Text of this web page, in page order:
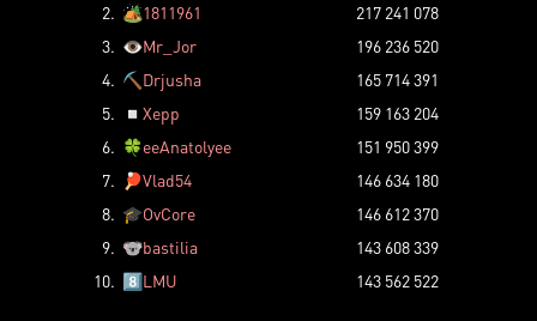
2. 🏕️1811961
217 241 078
3. 👁️Mr_Jor
196 236 520
4. ⛏️ Drjusha
165 714 391
5.
◽ Xepp
159 163 204
6. 🍀eeAnatolyee
151 950 399
7.
🏓Vlad54
146 634 180
8. 🎓OvCore
146 612 370
9. 🐨bastilia
143 608 339
10. 8️⃣LMU 143 562 522